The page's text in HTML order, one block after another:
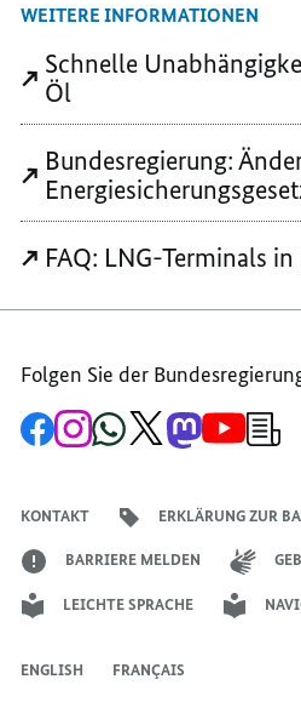
WEITERE INFORMATIONEN
Schnelle
Öl
Bundesregierung:
FAQ: LNG-Terminals
Folgen Sie der
Zur
Facebook-
Zum
Instagram-
Zum
WhatsApp-
Zum
X-
Zum
Mastodon-
Zum
KONTAKT ERKLÄRUNG ZUR
BARRIERE MELDEN
LEICHTE SPRACHE
ENGLISH FRANÇAIS